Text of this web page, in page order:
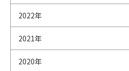
2022年
2021年
2020年